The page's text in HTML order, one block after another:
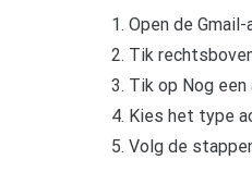
Open de
Tik
Tik op Nog
Kies het type
Volg de